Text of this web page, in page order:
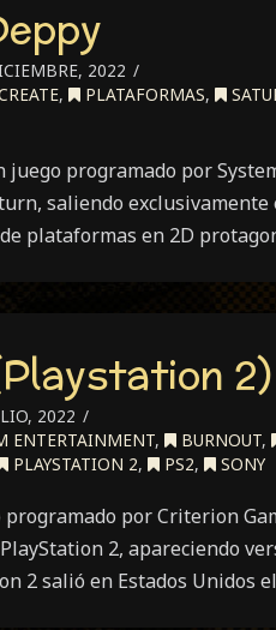
2022
, PLATAFORMAS,
juego programado por
saliendo
plataformas en 2D
2)
2022
ENTERTAINMENT, BURNOUT,
PLAYSTATION 2, PS2, SONY
por Criterion
2, apareciendo
2 salió en Estados Unidos